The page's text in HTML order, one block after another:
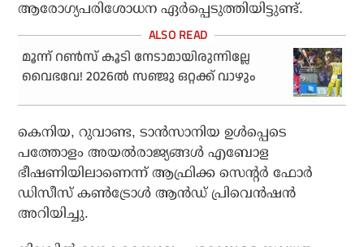
ആരോഗ്യപരിശോധന ഏര്‍പ്പെടുത്തിയിട്ടുണ്ട്.
മൂന്ന് റൺസ് കൂടി നേടാമായിരുന്നില്ലേ
വൈഭവേ! 2026ൽ സഞ്ജു ഒറ്റക്ക് വാഴും
കെനിയ, റുവാണ്ട, ടാന്‍സാനിയ ഉള്‍പ്പെടെ
പത്തോളം അയല്‍രാജ്യങ്ങള്‍ എബോള
ഭീഷണിയിലാണെന്ന് ആഫ്രിക്ക സെന്റര്‍ ഫോര്‍
ഡിസീസ് കണ്‍ട്രോള്‍ ആന്‍ഡ് പ്രിവെന്‍ഷന്‍
അറിയിച്ചു.